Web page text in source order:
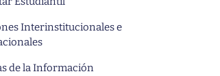
Interinstitucionales e
de la Información